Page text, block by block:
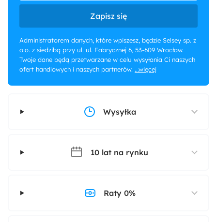
Zapisz się
Administratorem danych, które wpiszesz, będzie Selsey sp. z
o.o. z siedzibą przy ul. ul. Fabrycznej 6, 53-609 Wrocław.
Twoje dane będą przetwarzane w celu wysyłania Ci naszych
ofert handlowych i naszych partnerów. ...więcej
Wysyłka
10 lat na rynku
Raty 0%